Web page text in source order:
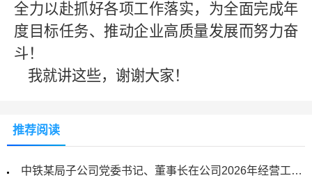
全力以赴抓好各项工作落实，为全面完成年
度目标任务、推动企业高质量发展而努力奋
斗！
我就讲这些，谢谢大家！
推荐阅读
中铁某局子公司党委书记、董事长在公司2026年经营工作会议上的讲话